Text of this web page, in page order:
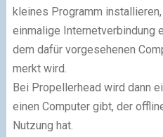
kleines Programm
einmalige Internetverbindung
dem dafür vorgesehenen
merkt wird.
Bei Propellerhead wird dann
einen Computer gibt, der
Nutzung hat.